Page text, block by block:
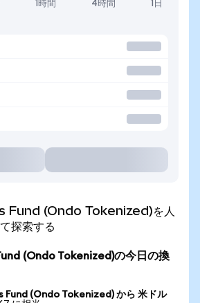
1時間 4時間 1日
Fund (Ondo Tokenized)を人
探索する
(Ondo Tokenized)の今日の換
Fund (Ondo Tokenized) から 米ドル